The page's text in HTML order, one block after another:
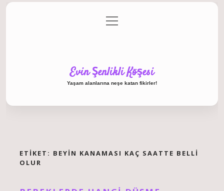
Gizlilik Politikası
menüyü
aç
Evin Şenlikli Köşesi
Yaşam alanlarına neşe katan fikirler!
ETIKET: BEYIN KANAMASI KAÇ SAATTE BELLI
OLUR